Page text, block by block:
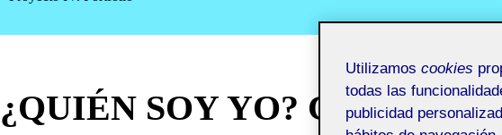
¿QUIÉN SOY YO?
Utilizamos cookies
todas las
publicidad